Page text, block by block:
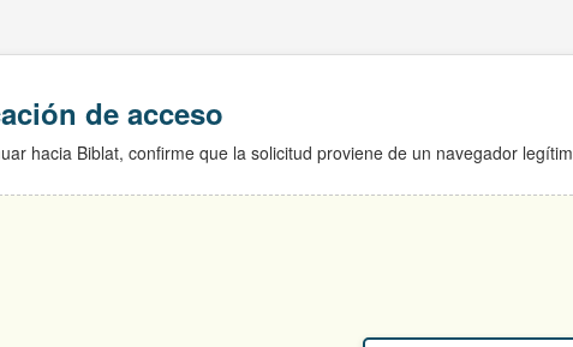
de acceso
hacia Biblat, confirme que la solicitud proviene de un navegador